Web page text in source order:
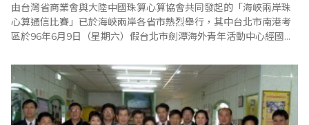
由台灣省商業會與大陸中國珠算心算協會共同發起的「海峽兩岸珠
心算通信比賽」已於海峽兩岸各省市熱烈舉行，其中台北市南港考
區於96年6月9日（星期六）假台北市劍潭海外青年活動中心經國廳
幫忙之下大會圓滿成功。 比賽共分為心算及同分加賽二個項目，並
分成幼稚園組、一年級組至六年級組共7個組別，分組相亙較勁。這
場比賽結合了檢定、比賽及優秀學生家長表..